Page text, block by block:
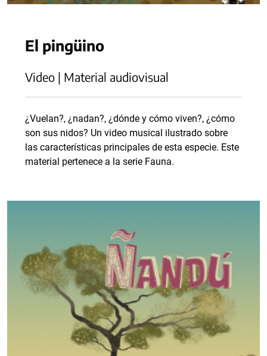
El pingüino
Video | Material audiovisual
¿Vuelan?, ¿nadan?, ¿dónde y cómo viven?, ¿cómo
son sus nidos? Un video musical ilustrado sobre
las características principales de esta especie. Este
material pertenece a la serie Fauna.